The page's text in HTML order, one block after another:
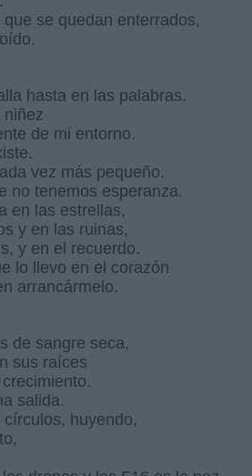
se quedan enterrados,
hasta en las palabras.
niñez
de mi entorno.
vez más pequeño.
no tenemos esperanza.
en las estrellas,
y en las ruinas,
y en el recuerdo.
lo llevo en el corazón
arrancármelo.
de sangre seca,
sus raíces
salida.
huyendo,